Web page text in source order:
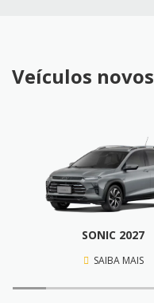
Veículos novos
SONIC 2027
SAIBA MAIS